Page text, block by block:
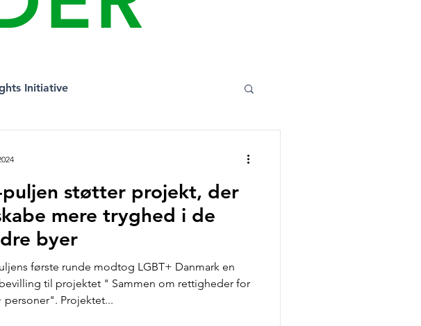
Initiative
puljen støtter projekt, der
mere tryghed i de
byer
første runde modtog LGBT+ Danmark en
til projektet " Sammen om rettigheder for
personer". Projektet...